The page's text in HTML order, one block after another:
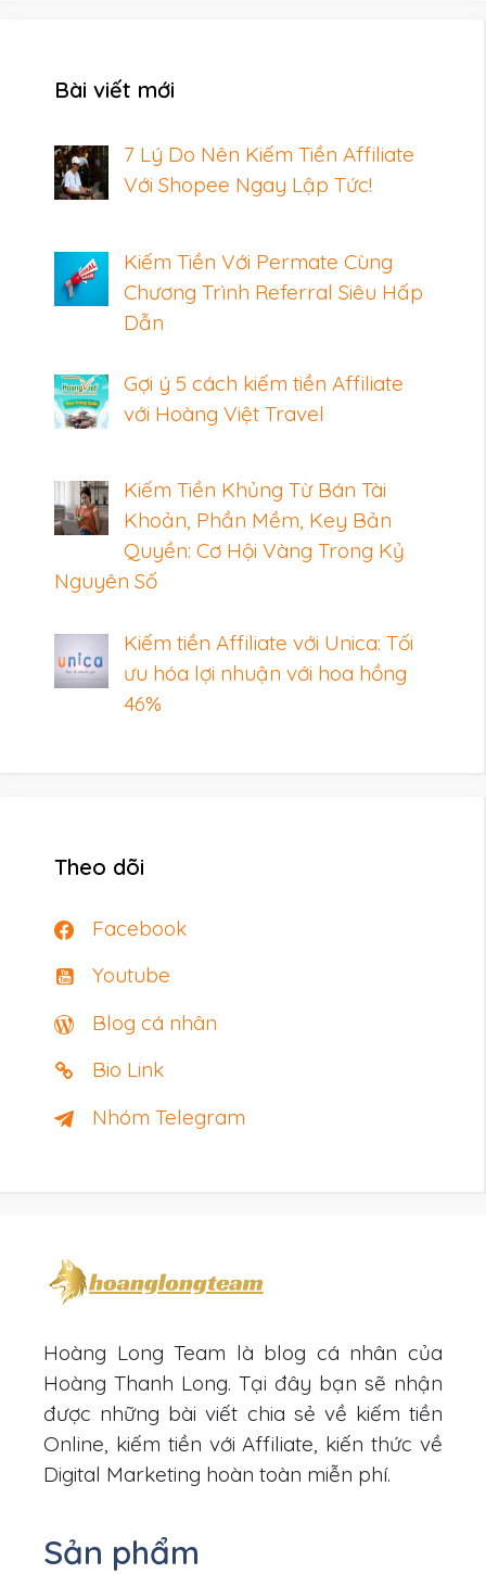
Bài viết mới
7 Lý Do Nên Kiếm Tiền Affiliate
Với Shopee Ngay Lập Tức!
Kiếm Tiền Với Permate Cùng
Chương Trình Referral Siêu Hấp
Dẫn
Gợi ý 5 cách kiếm tiền Affiliate
với Hoàng Việt Travel
Kiếm Tiền Khủng Từ Bán Tài
Khoản, Phần Mềm, Key Bản
Quyền: Cơ Hội Vàng Trong Kỷ
Nguyên Số
Kiếm tiền Affiliate với Unica: Tối
ưu hóa lợi nhuận với hoa hồng
46%
Theo dõi
Facebook
Youtube
Blog cá nhân
Bio Link
Nhóm Telegram
Hoàng Long Team là blog cá nhân của
Hoàng Thanh Long. Tại đây bạn sẽ nhận
được những bài viết chia sẻ về kiếm tiền
Online, kiếm tiền với Affiliate, kiến thức về
Digital Marketing hoàn toàn miễn phí.
Sản phẩm